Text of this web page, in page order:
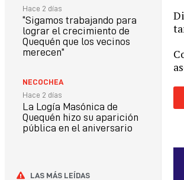
Hace 2 días
“Sigamos trabajando para
lograr el crecimiento de
Quequén que los vecinos
merecen”
NECOCHEA
Hace 2 días
La Logía Masónica de
Quequén hizo su aparición
pública en el aniversario
LAS MÁS LEÍDAS